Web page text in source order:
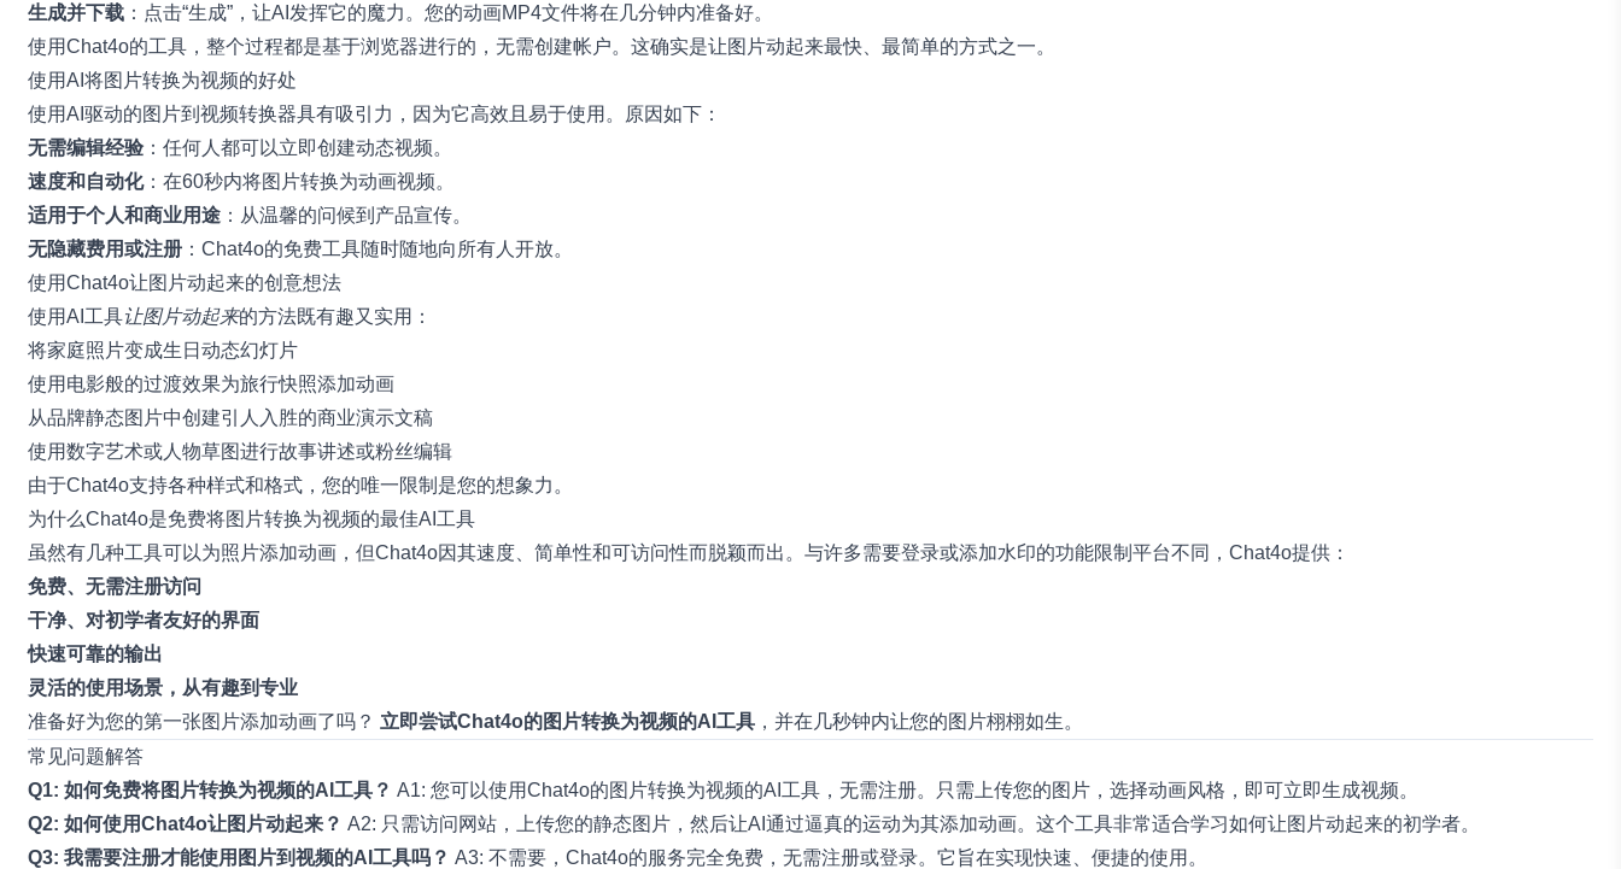
生成并下载 ：点击“生成”，让AI发挥它的魔力。您的动画MP4文件将在几分钟内准备好。
使用Chat4o的工具，整个过程都是基于浏览器进行的，无需创建帐户。这确实是让图片动起来最快、最简单的方式之一。
使用AI将图片转换为视频的好处
使用AI驱动的图片到视频转换器具有吸引力，因为它高效且易于使用。原因如下：
无需编辑经验 ：任何人都可以立即创建动态视频。
速度和自动化：在60秒内将图片转换为动画视频。
适用于个人和商业用途 ：从温馨的问候到产品宣传。
无隐藏费用或注册 ：Chat4o的免费工具随时随地向所有人开放。
使用Chat4o让图片动起来的创意想法
使用AI工具让图片动起来的方法既有趣又实用：
将家庭照片变成生日动态幻灯片
使用电影般的过渡效果为旅行快照添加动画
从品牌静态图片中创建引人入胜的商业演示文稿
使用数字艺术或人物草图进行故事讲述或粉丝编辑
由于Chat4o支持各种样式和格式，您的唯一限制是您的想象力。
为什么Chat4o是免费将图片转换为视频的最佳AI工具
虽然有几种工具可以为照片添加动画，但Chat4o因其速度、简单性和可访问性而脱颖而出。与许多需要登录或添加水印的功能限制平台不同，Chat4o提供：
免费、无需注册访问
干净、对初学者友好的界面
快速可靠的输出
灵活的使用场景，从有趣到专业
准备好为您的第一张图片添加动画了吗？ 立即尝试Chat4o的图片转换为视频的AI工具 ，并在几秒钟内让您的图片栩栩如生。
常见问题解答
Q1: 如何免费将图片转换为视频的AI工具？ A1: 您可以使用Chat4o的图片转换为视频的AI 工具，无需注册。只需上传您的图片，选择动画风格，即可立即生成视频。
Q2: 如何使用Chat4o让图片动起来？ A2: 只需访问网站，上传您的静态图片，然后让AI通过逼真的运动为其添加动画。这个工具非常适合学习如何让图片动起来的初学者。
Q3: 我需要注册才能使用图片到视频的AI工具吗？ A3: 不需要，Chat4o的服务完全免费，无需注册或登录。它旨在实现快速、便捷的使用。